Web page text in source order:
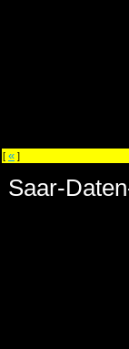
[ « ]
Saar-